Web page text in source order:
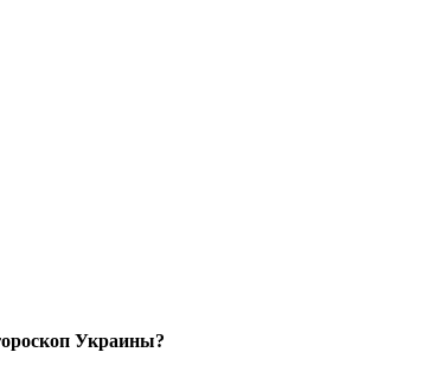
Украины?